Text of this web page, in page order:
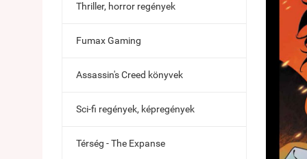
Thriller, horror regények
Fumax Gaming
Assassin's Creed könyvek
Sci-fi regények, képregények
Térség - The Expanse